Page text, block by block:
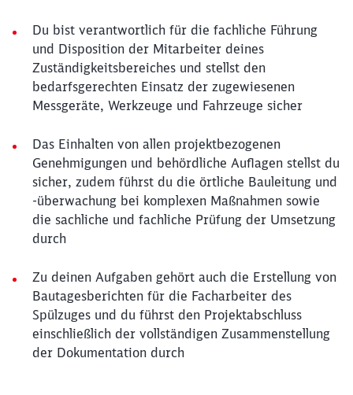
Du bist verantwortlich für die fachliche Führung
und Disposition der Mitarbeiter deines
Zuständigkeitsbereiches und stellst den
bedarfsgerechten Einsatz der zugewiesenen
Messgeräte, Werkzeuge und Fahrzeuge sicher
Das Einhalten von allen projektbezogenen
Genehmigungen und behördliche Auflagen stellst du
sicher, zudem führst du die örtliche Bauleitung und
-überwachung bei komplexen Maßnahmen sowie
die sachliche und fachliche Prüfung der Umsetzung
durch
Zu deinen Aufgaben gehört auch die Erstellung von
Bautagesberichten für die Facharbeiter des
Spülzuges und du führst den Projektabschluss
einschließlich der vollständigen Zusammenstellung
der Dokumentation durch